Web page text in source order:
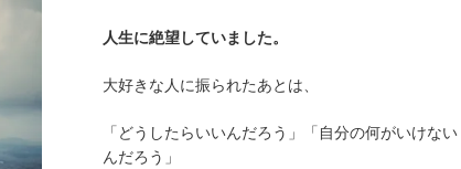
人生に絶望していました。
大好きな人に振られたあとは、
「どうしたらいいんだろう」「自分の何がいけない
んだろう」